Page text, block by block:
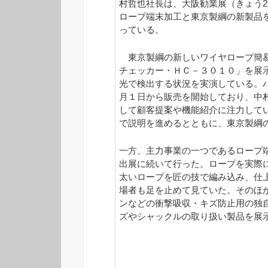
村哲也社長は、大阪勧業展（きょう
ロープ端末加工と東京製綱の新製品
っている。
東京製綱の新しいワイヤロープ簡
チェッカー・ＨＣ－３０１０」を展
光で検出する状況を実演している。
月１日から販売を開始しており、中
して顧客提案や機能紹介に注力して
で説明を進めるとともに、東京製綱
一方、主力事業の一つであるロープ
出展に続いて行った。ロープを実際
太いロープを匠の技で編み込み、仕
場者も足を止めて見ていた。そのほ
ンなどの衝撃吸収・キズ防止用の独
ズやシャックルの取り扱い製品を展